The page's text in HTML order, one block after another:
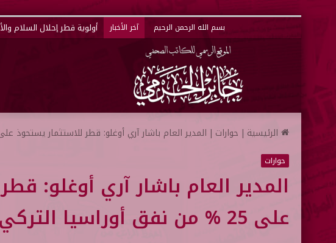
بسم الله الرحمن الرحيم آخر الأخبار أولوية قطر إحلال السلام
الرئيسية | حوارات | المدير العام باشار آري أوغلو: قطر للاستثمار يستحوذ على 25 % من نفق أوراسيا
حوارات
المدير العام باشار آري أوغلو:
على 25 % من نفق أوراسيا التركي